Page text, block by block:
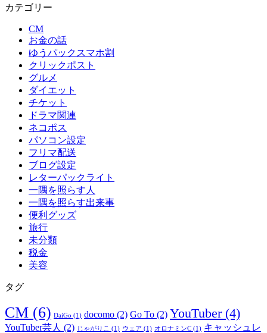
カテゴリー
CM
お金の話
ゆうパックスマホ割
クリックポスト
グルメ
ダイエット
チケット
ドラマ関連
ネコポス
パソコン設定
フリマ配送
ブログ設定
レターパックライト
一隅を照らす人
一隅を照らす出来事
便利グッズ
旅行
未分類
税金
美容
タグ
CM (6) DaiGo (1) docomo (2) Go To (2) YouTuber(4)
YouTuber芸人 (2) じゃがりこ (1) ウェア (1) オロナミンC (1) キャッシュレ